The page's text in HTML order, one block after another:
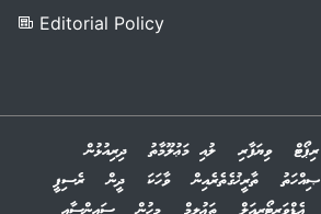
Editorial Policy
ރިޕޯޓް ވިޔަފާރި ލުއި މަޢުލޫމާތު
ދިރިއުޅުން
ޞިއްހަތު ތާރީޚުގެތެރެއިން ވާހަކަ ދީން
ރެސިޕީ